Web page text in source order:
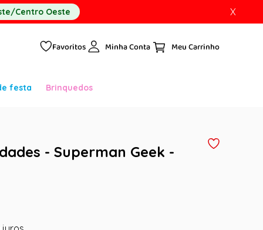
Centro Oeste X
Favoritos Minha Conta
festa Brinquedos
- Superman Geek -